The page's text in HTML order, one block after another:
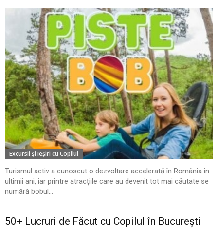
Excursii şi Ieşiri cu Copilul
Turismul activ a cunoscut o dezvoltare accelerată în România în
ultimii ani, iar printre atracțiile care au devenit tot mai căutate se
numără bobul...
50+ Lucruri de Făcut cu Copilul în București